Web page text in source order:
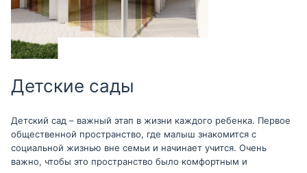
Детские сады
Детский сад – важный этап в жизни каждого ребенка. Первое
общественной пространство, где малыш знакомится с
социальной жизнью вне семьи и начинает учится. Очень
важно, чтобы это пространство было комфортным и